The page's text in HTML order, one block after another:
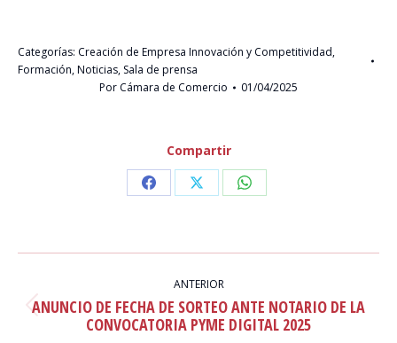
Categorías: Creación de Empresa Innovación y Competitividad,
Formación,Noticias, Sala de prensa
Por Cámara de Comercio 01/04/2025
Compartir
Share
Facebook
Share
X
Share
WhatsApp
ENTRE
PUBLICACIONES
ANTERIOR
Publicación
anterior:
ANUNCIO DE FECHA DE SORTEO ANTE NOTARIO DE LA
CONVOCATORIA PYME DIGITAL 2025